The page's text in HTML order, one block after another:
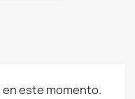
este momento.